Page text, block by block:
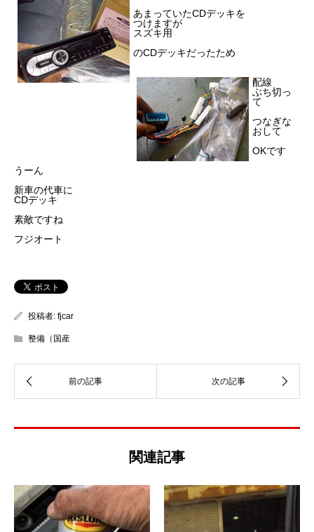
あまっていたCDデッキを
つけますが
スズキ用
のCDデッキだったため
配線
ぶち切っ
て
つなぎな
おして
OKです
うーん
新車の代車に
CDデッキ
素敵ですね
フジオート
投稿者: fjcar
整備（国産
関連記事